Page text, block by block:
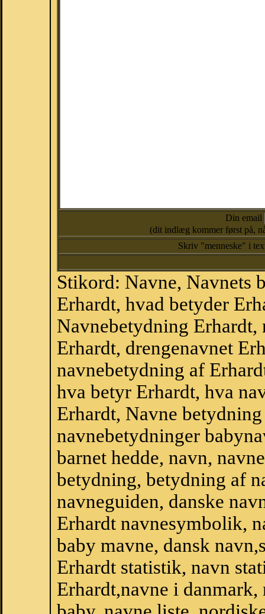
Din email
(dit indlæg kommer først på,
Skriv "menneske" i
Stikord: Navne, Navnets
Erhardt, hvad betyder
Navnebetydning Erhardt,
Erhardt, drengenavnet
navnebetydning af
hva betyr Erhardt, hva
Erhardt, Navne
navnebetydninger
barnet hedde, navn,
betydning, betydning af
navneguiden, danske
Erhardt navnesymbolik,
baby mavne, dansk
Erhardt statistik, navn
Erhardt,navne i